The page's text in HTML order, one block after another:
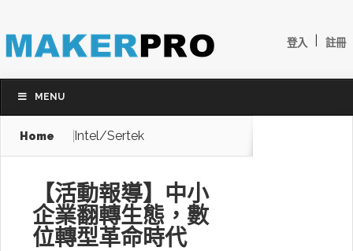
登入 註冊
MENU
Home Intel/Sertek
【活動報導】中小
企業翻轉生態，數
位轉型革命時代